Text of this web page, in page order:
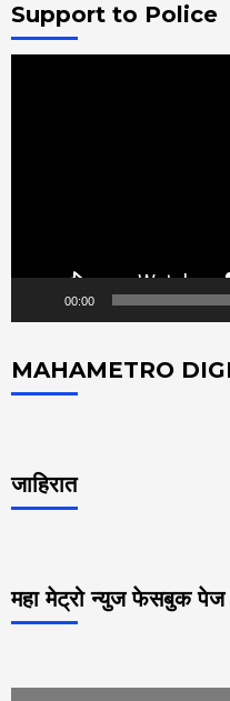
Support to Police
00:00
MAHAMETRO
जाहिरात
महा मेट्रो न्युज फेसबुक पेज